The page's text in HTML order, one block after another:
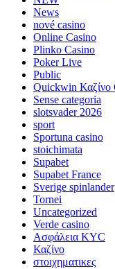
News
nové casino
Online Casino
Plinko Casino
Poker Live
Public
Quickwin Καζίνο
Sense categoria
slotsvader 2026
sport
Sportuna casino
stoichimata
Supabet
Supabet France
Sverige spinlander
Tornei
Uncategorized
Verde casino
Ασφάλεια KYC
Καζίνο
στοιχηματικες